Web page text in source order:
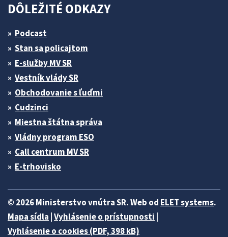
DÔLEŽITÉ ODKAZY
Podcast
Stan sa policajtom
E-služby MV SR
Vestník vlády SR
Obchodovanie s ľuďmi
Cudzinci
Miestna štátna správa
Vládny program ESO
Call centrum MV SR
E-trhovisko
© 2026 Ministerstvo vnútra SR. Web od ELET systems.
Mapa sídla Vyhlásenie o prístupnosti
Vyhlásenie o cookies (PDF, 398 kB)